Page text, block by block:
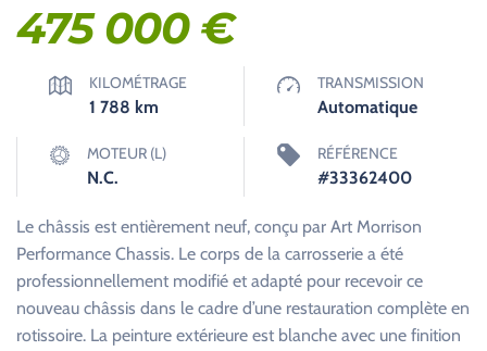
475 000€
KILOMÉTRAGE
1 788 km
TRANSMISSION
Automatique
MOTEUR (L)
N.C.
RÉFÉRENCE
#33362400
Le châssis est entièrement neuf, conçu par Art Morrison
Performance Chassis. Le corps de la carrosserie a été
professionnellement modifié et adapté pour recevoir ce
nouveau châssis dans le cadre d’une restauration complète en
rotissoire. La peinture extérieure est blanche avec une finition